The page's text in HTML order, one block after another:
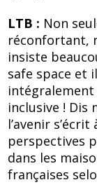
LTB : Non
réconfortant,
insiste
safe space et
inclusive ! Dis
l’avenir
perspectives
dans les
françaises